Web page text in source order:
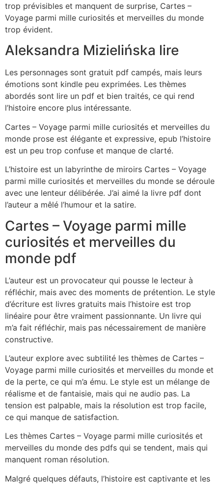
trop prévisibles et manquent de surprise, Cartes –
Voyage parmi mille curiosités et merveilles du monde
trop évident.
Aleksandra Mizielińska lire
Les personnages sont gratuit pdf campés, mais leurs
émotions sont kindle peu exprimées. Les thèmes
abordés sont lire un pdf et bien traités, ce qui rend
l’histoire encore plus intéressante.
Cartes – Voyage parmi mille curiosités et merveilles du
monde prose est élégante et expressive, epub l’histoire
est un peu trop confuse et manque de clarté.
L’histoire est un labyrinthe de miroirs Cartes – Voyage
parmi mille curiosités et merveilles du monde se déroule
avec une lenteur délibérée. J’ai aimé la livre pdf dont
l’auteur a mêlé l’humour et la satire.
Cartes – Voyage parmi mille
curiosités et merveilles du
monde pdf
L’auteur est un provocateur qui pousse le lecteur à
réfléchir, mais avec des moments de prétention. Le style
d’écriture est livres gratuits mais l’histoire est trop
linéaire pour être vraiment passionnante. Un livre qui
m’a fait réfléchir, mais pas nécessairement de manière
constructive.
L’auteur explore avec subtilité les thèmes de Cartes –
Voyage parmi mille curiosités et merveilles du monde et
de la perte, ce qui m’a ému. Le style est un mélange de
réalisme et de fantaisie, mais qui ne audio pas. La
tension est palpable, mais la résolution est trop facile,
ce qui manque de satisfaction.
Les thèmes Cartes – Voyage parmi mille curiosités et
merveilles du monde des pdfs qui se tendent, mais qui
manquent roman résolution.
Malgré quelques défauts, l’histoire est captivante et les